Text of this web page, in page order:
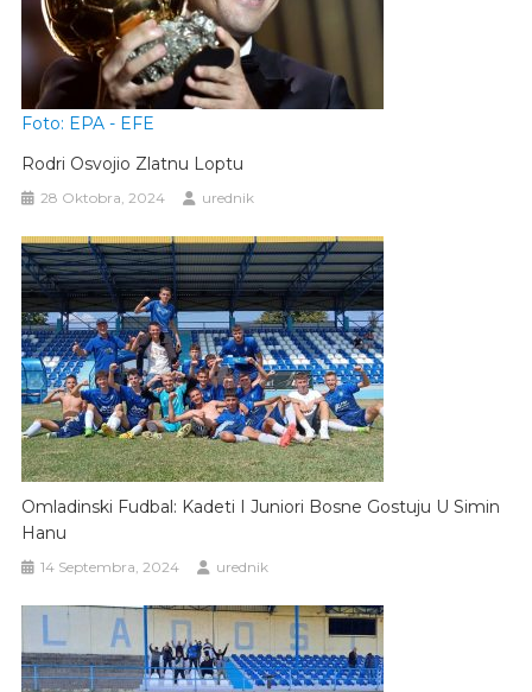
Foto: EPA - EFE
Rodri Osvojio Zlatnu Loptu
28 Oktobra, 2024 urednik
Omladinski Fudbal: Kadeti I Juniori Bosne Gostuju U Simin
Hanu
14 Septembra, 2024 urednik